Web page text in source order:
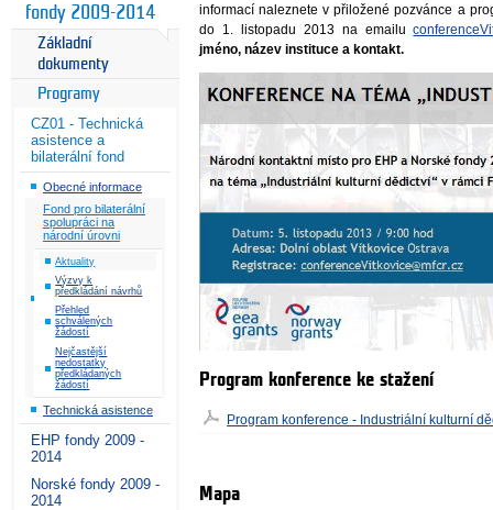
fondy 2009-2014
Základní
dokumenty
Programy
CZ01 - Technická
asistence a
bilaterální fond
Obecné informace
Fond pro bilaterální
spolupráci na
národní úrovni
Aktuality
Výzvy k
předkládání návrhů
Přehled
schválených
žádostí
Nejčastější
nedostatky
předkládaných
žádostí
Technická asistence
EHP fondy 2009 -
2014
Norské fondy 2009 -
2014
informací naleznete v přiložené pozvánce a
do 1. listopadu 2013 na emailu
jméno, název instituce a kontakt.
Program konference ke stažení
Program konference - Industriální kulturní
Mapa